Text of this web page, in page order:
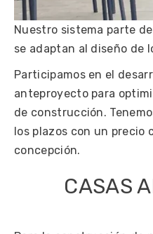
Nuestro sistema parte
se adaptan al diseño de
Participamos en el
anteproyecto para
de construcción.
los plazos con un precio
concepción.
CASAS